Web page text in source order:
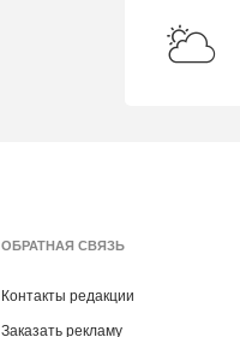
ОБРАТНАЯ СВЯЗЬ
Контакты редакции
Заказать рекламу